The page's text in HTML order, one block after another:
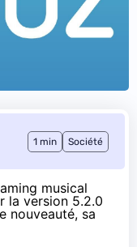
1 min Société
musical
la version 5.2.0
nouveauté, sa